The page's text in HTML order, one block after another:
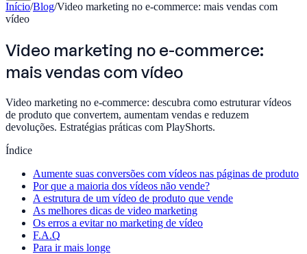
Início/Blog/Video marketing no e-commerce: mais vendas com
vídeo
Video marketing no e-commerce:
mais vendas com vídeo
Video marketing no e-commerce: descubra como estruturar vídeos
de produto que convertem, aumentam vendas e reduzem
devoluções. Estratégias práticas com PlayShorts.
Índice
Aumente suas conversões com vídeos nas páginas de produto
Por que a maioria dos vídeos não vende?
A estrutura de um vídeo de produto que vende
As melhores dicas de video marketing
Os erros a evitar no marketing de vídeo
F.A.Q
Para ir mais longe